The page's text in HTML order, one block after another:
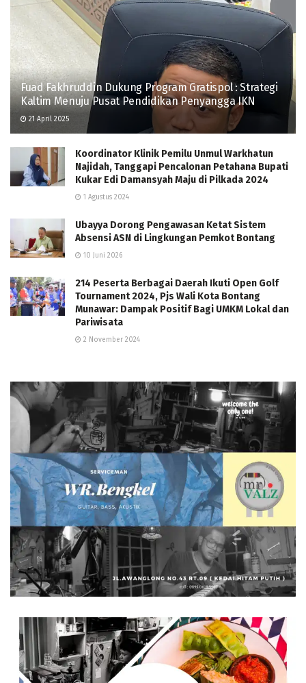
Fuad Fakhruddin Dukung Program Gratispol : Strategi
Kaltim Menuju Pusat Pendidikan Penyangga IKN
21 April 2025
Koordinator Klinik Pemilu Unmul Warkhatun
Najidah, Tanggapi Pencalonan Petahana Bupati
Kukar Edi Damansyah Maju di Pilkada 2024
1 Agustus 2024
Ubayya Dorong Pengawasan Ketat Sistem
Absensi ASN di Lingkungan Pemkot Bontang
10 Juni 2026
214 Peserta Berbagai Daerah Ikuti Open Golf
Tournament 2024, Pjs Wali Kota Bontang
Munawar: Dampak Positif Bagi UMKM Lokal dan
Pariwisata
2 November 2024